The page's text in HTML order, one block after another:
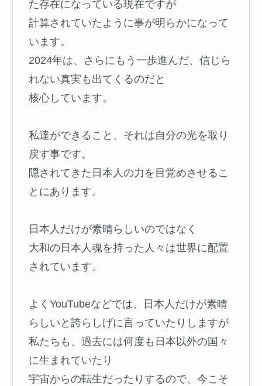
た存在になっている現在ですが
計算されていたように事が明らかになって
います。
2024年は、さらにもう一歩進んだ、信じら
れない真実も出てくるのだと
核心しています。
私達ができること、それは自分の光を取り
戻す事です。
隠されてきた日本人の力を目覚めさせるこ
とにあります。
日本人だけが素晴らしいのではなく
大和の日本人魂を持った人々は世界に配置
されています。
よくYouTubeなどでは、日本人だけが素晴
らしいと誇らしげに言っていたりしますが
私たちも、過去には何度も日本以外の国々
に生まれていたり
宇宙からの転生だったりするので、今こそ